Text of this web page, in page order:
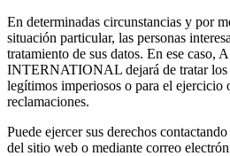
En determinadas circunstancias y por
situación particular, las personas
tratamiento de sus datos. En ese
INTERNATIONAL dejará de tratar los
legítimos imperiosos o para el ejercicio
reclamaciones.
Puede ejercer sus derechos
del sitio web o mediante correo